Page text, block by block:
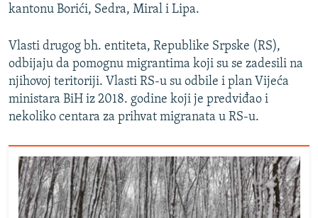
kantonu Borići, Sedra, Miral i Lipa.
Vlasti drugog bh. entiteta, Republike Srpske (RS),
odbijaju da pomognu migrantima koji su se zadesili na
njihovoj teritoriji. Vlasti RS-u su odbile i plan Vijeća
ministara BiH iz 2018. godine koji je predviđao i
nekoliko centara za prihvat migranata u RS-u.